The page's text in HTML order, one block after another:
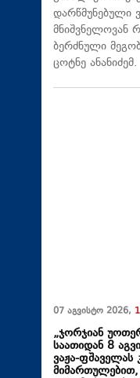
დარწმუნებული
ბერძნული
ცოტნე ანანიძემ.
07 აგვისტო 2026,
„ჯორჯიან
საათიდან 8
ვაჟა-ფშაველას
მიმართულებით,